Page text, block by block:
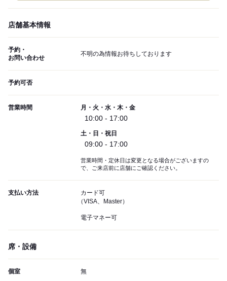
店舗基本情報
予約・
お問い合わせ
不明の為情報お待ちしております
予約可否
営業時間 月・火・水・木・金
10:00 - 17:00
土・日・祝日
09:00 - 17:00
営業時間・定休日は変更となる場合がございますの
で、ご来店前に店舗にご確認ください。
支払い方法
カード可
（VISA、Master）
電子マネー可
席・設備
個室 無